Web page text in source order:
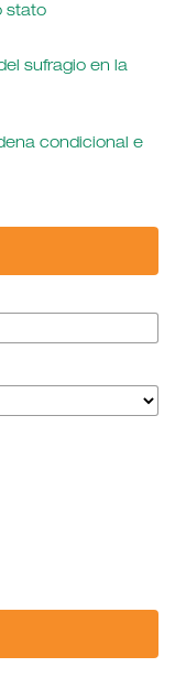
stato
sufragio en la
condicional e